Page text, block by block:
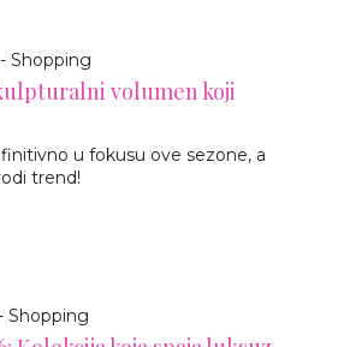
Shopping
volumen koji
u fokusu ove sezone, a
trend!
Shopping